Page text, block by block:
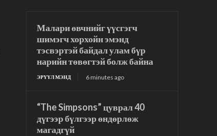
Малари өвчнийг үүсгэгч
шимэгч хорхойн эмэнд
тэсвэртэй байдал улам бүр
нарийн төвөгтэй болж байна
ЭРҮҮЛ МЭНД 6 minutes ago
“The Simpsons” цуврал 40
дүгээр бүлгээр өндөрлөж
магадгүй